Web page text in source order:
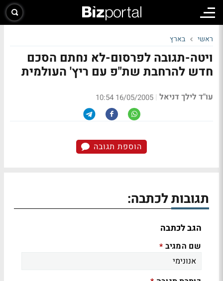
ראשי בארץ
ויטה-תגובה לפרסום-לא נחתם הסכם
חדש להרחבת שת"פ עם ריץ' העולמית
עו"ד לילך דניאל |
16/05/2005 10:54
הוספת תגובה
תגובות לכתבה:
הגב לכתבה
שם המגיב *